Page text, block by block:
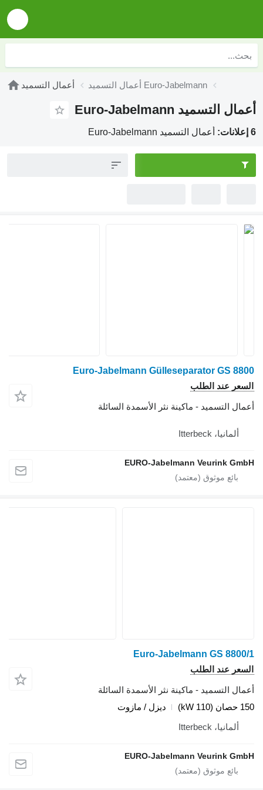
أعمال التسميد أعمال التسميد Euro-Jabelmann
أعمال التسميد Euro-Jabelmann
6 إعلانات: أعمال التسميد Euro-Jabelmann
Euro-Jabelmann Gülleseparator GS 8800
السعر عند الطلب
أعمال التسميد - ماكينة نثر الأسمدة السائلة
ألمانيا، Itterbeck
EURO-Jabelmann Veurink GmbH
Euro-Jabelmann GS 8800/1
السعر عند الطلب
أعمال التسميد - ماكينة نثر الأسمدة السائلة
150 حصان (110 kW)
ديزل / مازوت
ألمانيا، Itterbeck
EURO-Jabelmann Veurink GmbH